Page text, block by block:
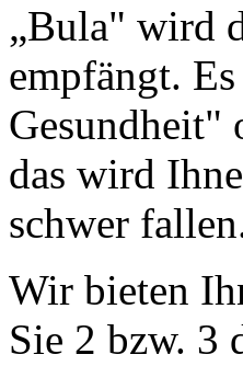
„Bula" wird
empfängt.
Gesundheit"
das wird
schwer
Wir bieten
Sie 2 bzw. 3